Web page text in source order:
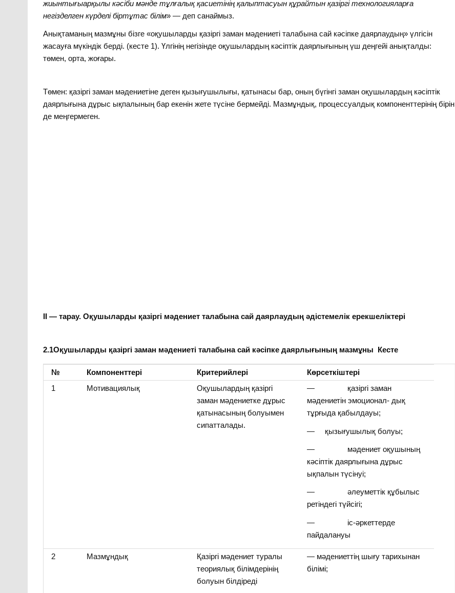
жиынтығыарқылы кәсіби мәнде тұлғалық қасиетінің қалыптасуын құрайтын қазіргі технологияларға
негізделген күрделі біртұтас білім» — деп санаймыз.
Анықтаманың мазмұны бізге «оқушыларды қазіргі заман мәдениеті талабына сай кәсіпке даярлаудың» үлгісін
жасауға мүкіндік берді. (кесте 1). Үлгінің негізінде оқушылардың кәсіптік даярлығының үш деңгейі анықталды:
төмен, орта, жоғары.
Төмен: қазіргі заман мәдениетіне деген қызығушылығы, қатынасы бар, оның бүгінгі заман оқушылардың кәсіптік
даярлығына дұрыс ықпалының бар екенін жете түсіне бермейді. Мазмұндық, процессуалдық компоненттерінің бірін
де меңгермеген.
ІІ — тарау. Оқушыларды қазіргі мәдениет талабына сай даярлаудың әдістемелік ерекшеліктері
2.1Оқушыларды қазіргі заман мәдениеті талабына сай кәсіпке даярлығының мазмұны Кесте
№ Компоненттері Критерийлері
Көрсеткіштері
1
Мотивациялық
Оқушылардың қазіргі
заман мәдениетке дұрыс
қатынасының болуымен
сипатталады.
— қазіргі заман
мәдениетін эмоционал- дық
тұрғыда қабылдауы;
— қызығушылық болуы;
— мәдениет оқушының
кәсіптік даярлығына дұрыс
ықпалын түсінуі;
— әлеуметтік құбылыс
ретіндегі түйсігі;
— іс-әркеттерде
пайдалануы
2 Мазмұндық
Қазіргі мәдениет туралы
теориялық білімдерінің
болуын білдіреді
— мәдениеттің шығу тарихынан
білімі;